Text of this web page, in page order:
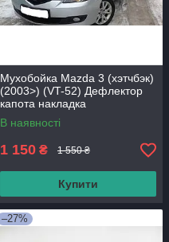
Мухобойка Mazda 3 (хэтчбэк)
(2003>) (VT-52) Дефлектор
капота накладка
В наявності
1 150 ₴ 1 550 ₴
Купити
–27%